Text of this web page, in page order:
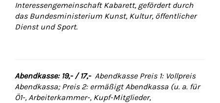
Interessengemeinschaft Kabarett, gefördert durch
das Bundesministerium Kunst, Kultur, öffentlicher
Dienst und Sport.
Abendkasse: 19,- / 17,- Abendkasse Preis 1: Vollpreis
Abendkassa; Preis 2: ermäßigt Abendkassa (u. a. für
Ö1-, Arbeiterkammer-, Kupf-Mitglieder,